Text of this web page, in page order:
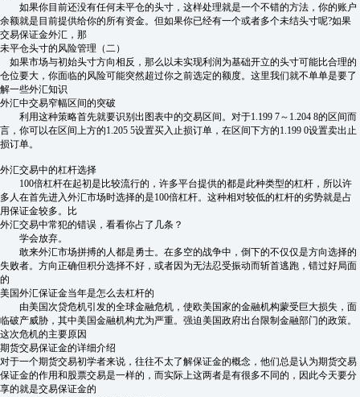
如果你目前还没有任何未平仓的头寸，这样处理就是一个不错的方法，你的账户
余额就是目前提供给你的所有资金。但如果你已经有一个或者多个未结头寸呢?如果
交易保证金外汇，那
未平仓头寸的风险管理（二）
如果市场与初始头寸方向相反，那么以未实现利润为基础开立的头寸可能比合理的
仓位要大，你面临的风险可能突然超过你之前选定的额度。这里我们就不单单是要了
解一些外汇知识
外汇中交易窄幅区间的突破
利用这种策略首先就要识别出图表中的交易区间。对于1.199 7～1.204 8的区间而
言，你可以在区间上方的1.205 5设置买入止损订单，在区间下方的1.199 0设置卖出止
损订单。
外汇交易中的杠杆选择
100倍杠杆在起初是比较流行的，许多平台提供的都是此种类型的杠杆，所以许
多人在首先进入外汇市场时选择的是100倍杠杆。这种相对较低的杠杆的劣势就是占
用保证金较多。比
外汇交易中常犯的错误，看看你占了几条？
学会放弃。
敢来外汇市场拼搏的人都是勇士。在多空的战争中，倒下的不仅仅是方向选择的
失败者。方向正确但积分选择不好，或者因为无法忍受振动而斩首逃跑，错过好局面
的
美国外汇保证金当年是怎么去杠杆的
由美国次贷危机引发的全球金融危机，使欧美国家的金融机构蒙受巨大损失，面
临破产威胁，其中美国金融机构尤为严重。强迫美国政府出台限制金融部门的政策。
这次危机的主要原因
期货交易保证金的详细介绍
对于一个期货交易初学者来说，往往不太了解保证金的概念，他们总是认为期货交易
保证金的作用和股票交易是一样的，而实际上这两者是有很多不同的，因此今天要分
享的就是交易保证金的